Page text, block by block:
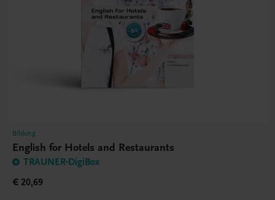
Bildung
English for Hotels and Restaurants
TRAUNER-DigiBox
€ 20,69